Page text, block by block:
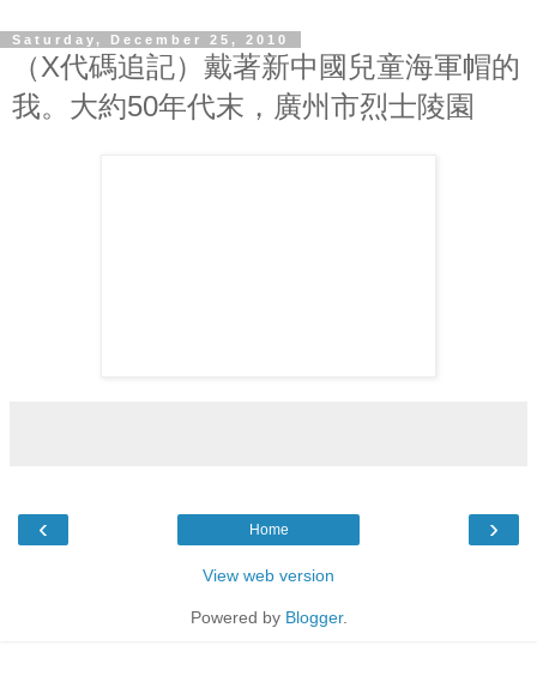
Saturday, December 25, 2010
（X代碼追記）戴著新中國兒童海軍帽的
我。大約50年代末，廣州市烈士陵園
‹ ›
Home
View web version
Powered by Blogger.